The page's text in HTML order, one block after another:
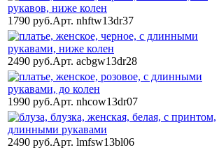
1790 руб.Арт. nhftw13dr37
2490 руб.Арт. acbgw13dr28
1990 руб.Арт. nhcow13dr07
2490 руб.Арт. lmfsw13bl06